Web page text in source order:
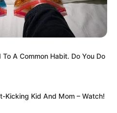
A Common Habit. Do You Do
Kicking Kid And Mom – Watch!